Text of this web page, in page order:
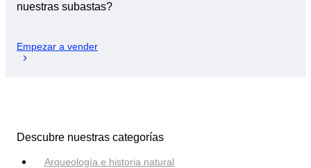
nuestras subastas?
Empezar a vender
Descubre nuestras categorías
Arqueología e historia natural